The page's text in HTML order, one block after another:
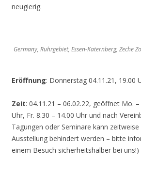
neugierig.
Germany, Ruhrgebiet, Essen-Katernberg, Zeche
Eröffnung: Donnerstag 04.11.21, 19.00
Zeit: 04.11.21 – 06.02.22, geöffnet Mo.
Uhr, Fr. 8.30 – 14.00 Uhr und nach
Tagungen oder Seminare kann
Ausstellung behindert werden – bitte
einem Besuch sicherheitshalber bei uns!)